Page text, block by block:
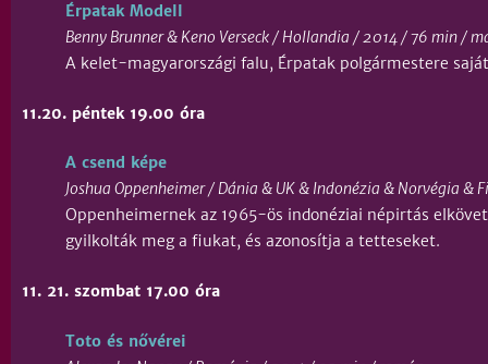
Érpatak Modell
Benny Brunner & Keno Verseck / Hollandia / 2014 / 76 min /
A kelet-magyarországi falu, Érpatak polgármestere
11.20. péntek 19.00 óra
A csend képe
Joshua Oppenheimer / Dánia & UK & Indonézia & Norvégia
Oppenheimernek az 1965-ös indonéziai népirtás
gyilkolták meg a fiukat, és azonosítja a tetteseket.
11. 21. szombat 17.00 óra
Toto és nővérei